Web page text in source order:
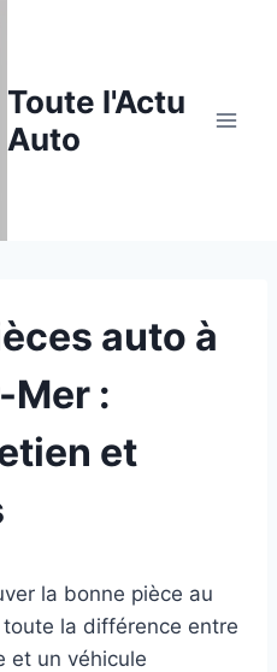
Toute l'Actu
Auto
auto à
Mer :
et
la bonne pièce au
la différence entre
et un véhicule